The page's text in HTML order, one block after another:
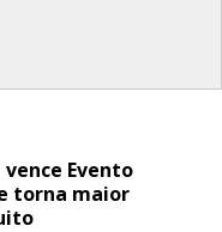
Evento
torna maior